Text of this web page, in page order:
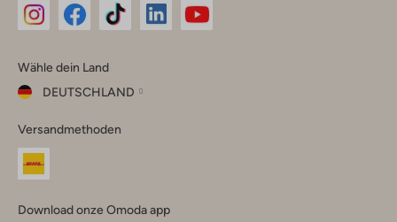
Instagram
Facebook
TikTok
Wähle dein Land
DEUTSCHLAND
dein
Land
Versandmethoden
Download onze Omoda app